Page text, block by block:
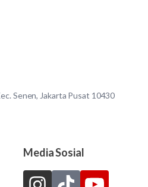
Senen, Jakarta Pusat 10430
Media Sosial